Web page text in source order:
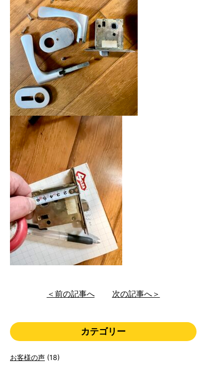
＜前の記事へ 次の記事へ＞
カテゴリー
お客様の声 (18)